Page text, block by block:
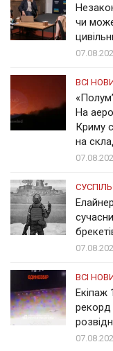
чи
ВСІ
На
Криму
на
ВСІ
Екіпаж
рекорд